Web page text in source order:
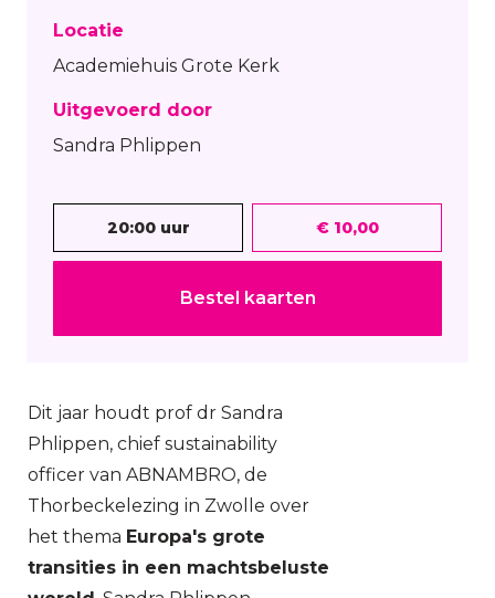
Locatie
Academiehuis Grote Kerk
Uitgevoerd door
Sandra Phlippen
20:00 uur € 10,00
Bestel kaarten
Dit jaar houdt prof dr Sandra
Phlippen, chief sustainability
officer van ABNAMBRO, de
Thorbeckelezing in Zwolle over
het thema Europa's grote
transities in een machtsbeluste